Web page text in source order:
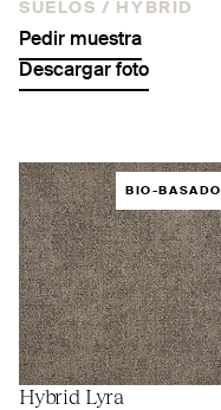
SUELOS / HYBRID
Pedir muestra
Descargar foto
BIO-BASADO
Hybrid Lyra